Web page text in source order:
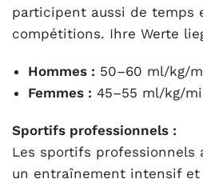
participent aussi de temps
compétitions. Ihre Werte
Hommes : 50–60 ml/kg/
Femmes : 45–55 ml/kg/
Sportifs professionnels :
Les sportifs professionnels
un entraînement intensif